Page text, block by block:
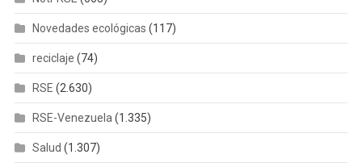
Novedades ecológicas (117)
reciclaje (74)
RSE (2.630)
RSE-Venezuela(1.335)
Salud (1.307)